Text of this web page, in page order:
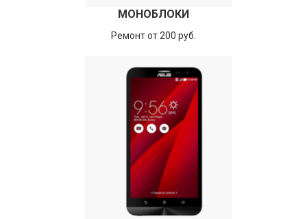
МОНОБЛОКИ
Ремонт от 200 руб.